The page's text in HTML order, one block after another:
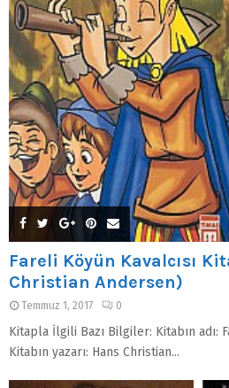
Fareli Köyün Kavalcısı
Christian Andersen)
Temmuz 1, 2017 0
Kitapla İlgili Bazı Bilgiler: Kitabın adı:
Kitabın yazarı: Hans Christian...